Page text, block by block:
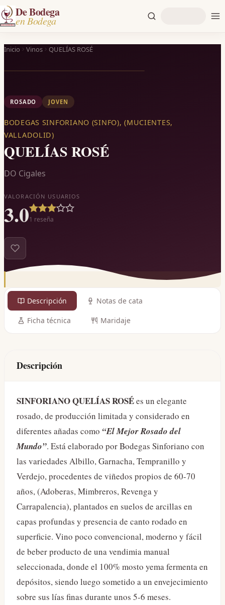
De Bodega
en Bodega
Inicio Vinos QUELÍAS ROSÉ
ROSADO JOVEN
BODEGAS SINFORIANO (SINFO), (MUCIENTES,
VALLADOLID)
QUELÍAS ROSÉ
DO Cigales
VALORACIÓN USUARIOS
3.01 reseña
Descripción Notas de cata
Ficha técnica Maridaje
Descripción
SINFORIANO QUELÍAS ROSÉes un elegante
rosado, de producción limitada y considerado en
diferentes añadas como “El Mejor Rosado del
Mundo”. Está elaborado por Bodegas Sinforiano con
las variedades Albillo, Garnacha, Tempranillo y
Verdejo, procedentes de viñedos propios de 60-70
años, (Adoberas, Mimbreros, Revenga y
Carrapalencia), plantados en suelos de arcillas en
capas profundas y presencia de canto rodado en
superficie. Vino poco convencional, moderno y fácil
de beber producto de una vendimia manual
seleccionada, donde el 100% mosto yema fermenta en
depósitos, siendo luego sometido a un envejecimiento
sobre sus lías finas durante unos 5-6 meses.